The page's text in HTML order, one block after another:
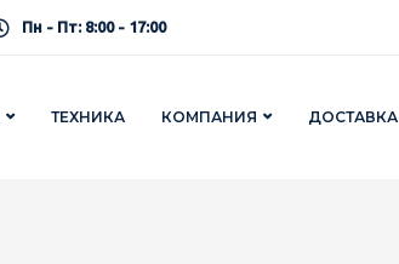
Пн - Пт: 8:00 - 17:00
ТЕХНИКА КОМПАНИЯ ДОСТАВКА